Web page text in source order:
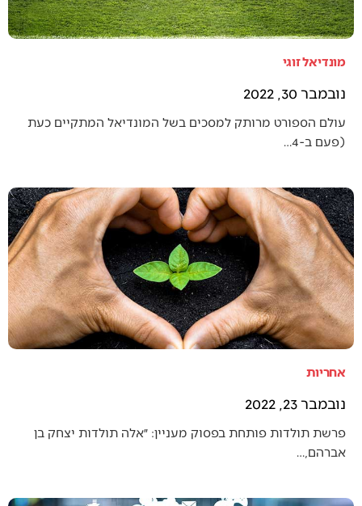
מונדיאל זוגי
נובמבר 30, 2022
עולם הספורט מרותק למסכים בשל המונדיאל המתקיים כעת
(פעם ב-4…
אחריות
נובמבר 23, 2022
פרשת תולדות פותחת בפסוק מעניין: ״אלה תולדות יצחק בן
אברהם,…